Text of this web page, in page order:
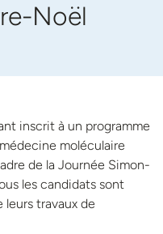
Noël
inscrit à un programme
moléculaire
de la Journée Simon-
les candidats sont
leurs travaux de